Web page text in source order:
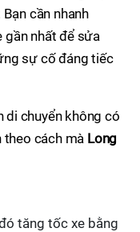
cần nhanh
gần nhất để sửa
sự cố đáng tiếc
chuyển không có
theo cách mà Long
tăng tốc xe bằng